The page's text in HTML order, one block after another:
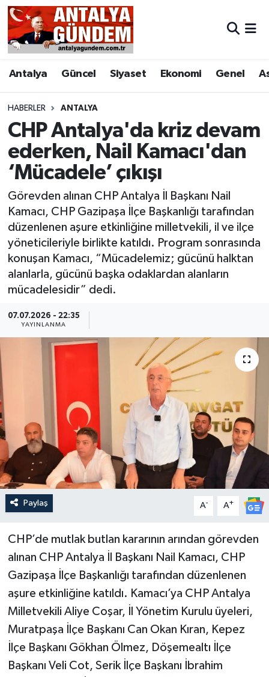
Antalya Güncel Siyaset Ekonomi Genel
HABERLER ANTALYA
CHP Antalya'da kriz devam
ederken, Nail Kamacı'dan
‘Mücadele’ çıkışı
Görevden alınan CHP Antalya İl Başkanı Nail
Kamacı, CHP Gazipaşa İlçe Başkanlığı tarafından
düzenlenen aşure etkinliğine milletvekili, il ve ilçe
yöneticileriyle birlikte katıldı. Program sonrasında
konuşan Kamacı, “Mücadelemiz; gücünü halktan
alanlarla, gücünü başka odaklardan alanların
mücadelesidir” dedi.
07.07.2026 - 22:35
YAYINLANMA
Paylaş A- A+
CHP’de mutlak butlan kararının arından görevden
alınan CHP Antalya İl Başkanı Nail Kamacı, CHP
Gazipaşa İlçe Başkanlığı tarafından düzenlenen
aşure etkinliğine katıldı. Kamacı’ya CHP Antalya
Milletvekili Aliye Coşar, İl Yönetim Kurulu üyeleri,
Muratpaşa İlçe Başkanı Can Okan Kıran, Kepez
İlçe Başkanı Gökhan Ölmez, Döşemealtı İlçe
Başkanı Veli Cot, Serik İlçe Başkanı İbrahim
Antalya
Asayiş
Bilim & Teknoloji
Bölge
EĞİTİM
Ekonomi
Genel
Görüntülü Haber
Güncel
Kültür & Sanat
Magazin
Resmi İlan
Sağlık & Yaşam
Siyaset
Spor
Antalya Nöbetçi Eczaneler
Antalya Hava Durumu
Antalya Namaz Vakitleri
Antalya Trafik Yoğunluk Haritası
Süper Lig Puan Durumu ve Fikstür
Tüm Manşetler
Son Dakika Haberleri
Haber Arşivi